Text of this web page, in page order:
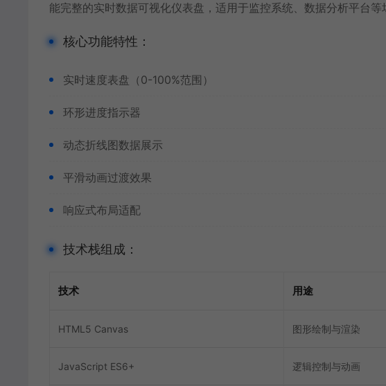
能完整的实时数据可视化仪表盘，适用于监控系统、数据分析平台等
核心功能特性：
实时速度表盘（0-100%范围）
环形进度指示器
动态折线图数据展示
平滑动画过渡效果
响应式布局适配
技术栈组成：
技术 用途
HTML5 Canvas 图形绘制与渲染
JavaScript ES6+ 逻辑控制与动画